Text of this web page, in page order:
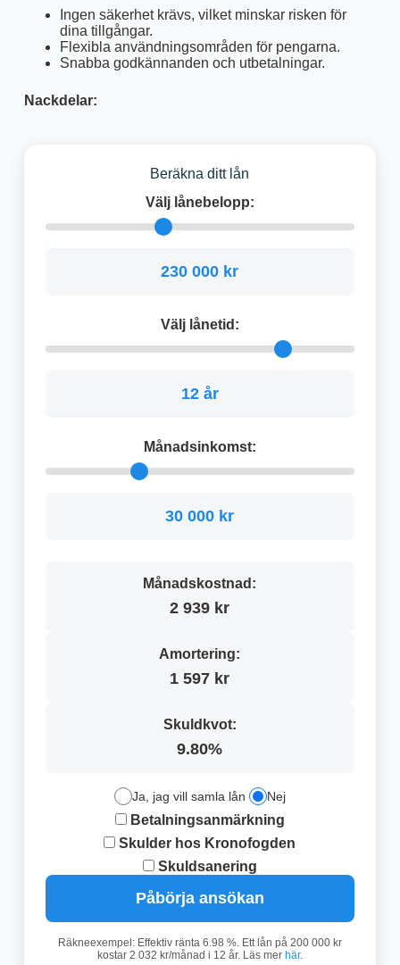
Ingen säkerhet krävs, vilket minskar risken för
dina tillgångar.
Flexibla användningsområden för pengarna.
Snabba godkännanden och utbetalningar.
Nackdelar:
Beräkna ditt lån
Välj lånebelopp:
230 000 kr
Välj lånetid:
12 år
Månadsinkomst:
30 000 kr
Månadskostnad:
2 939 kr
Amortering:
1 597 kr
Skuldkvot:
9.80%
Ja, jag vill samla lån Nej
Betalningsanmärkning
Skulder hos Kronofogden
Skuldsanering
Påbörja ansökan
Räkneexempel: Effektiv ränta 6.98 %. Ett lån på 200 000 kr
kostar 2 032 kr/månad i 12 år. Läs mer här.